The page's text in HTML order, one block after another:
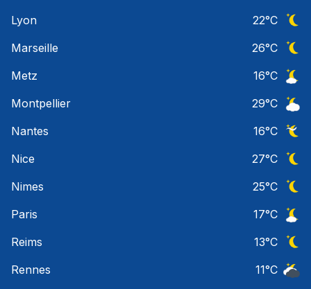
Lyon
22°C
Marseille
26°C
Metz
16°C
Montpellier
29°C
Nantes
16°C
Nice
27°C
Nimes
25°C
Paris
17°C
Reims
13°C
Rennes
11°C